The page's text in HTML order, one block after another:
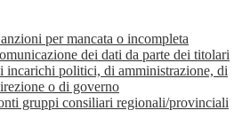
per mancata o incompleta
dei dati da parte dei titolari
incarichi politici, di amministrazione, di
o di governo
gruppi consiliari regionali/provinciali